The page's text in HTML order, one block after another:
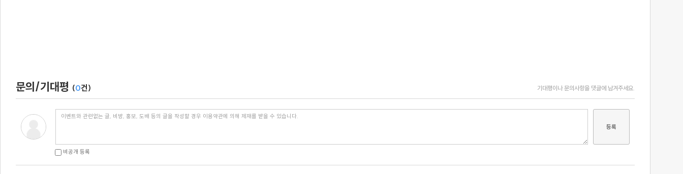
문의/기대평 (0건) 기대평이나 문의사항을 댓글에 남겨주세요.
비공개 등록